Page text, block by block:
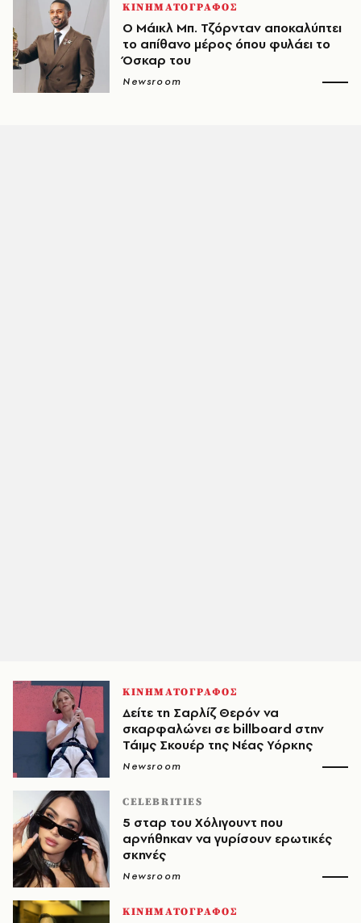
ΚΙΝΗΜΑΤΟΓΡΑΦΟΣ
Ο Μάικλ Μπ. Τζόρνταν αποκαλύπτει
το απίθανο μέρος όπου φυλάει το
Όσκαρ του
Newsroom
ΚΙΝΗΜΑΤΟΓΡΑΦΟΣ
Δείτε τη Σαρλίζ Θερόν να
σκαρφαλώνει σε billboard στην
Τάιμς Σκουέρ της Νέας Υόρκης
Newsroom
CELEBRITIES
5 σταρ του Χόλιγουντ που
αρνήθηκαν να γυρίσουν ερωτικές
σκηνές
Newsroom
ΚΙΝΗΜΑΤΟΓΡΑΦΟΣ